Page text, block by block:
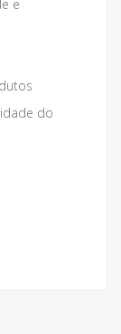
e
do